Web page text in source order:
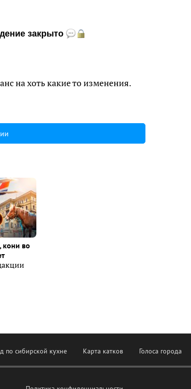
закрыто
на хоть какие то изменения.
кони во
по сибирской кухне Карта катков Голоса города